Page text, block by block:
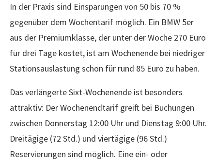
In der Praxis sind Einsparungen von 50 bis 70 %
gegenüber dem Wochentarif möglich. Ein BMW 5er
aus der Premiumklasse, der unter der Woche 270 Euro
für drei Tage kostet, ist am Wochenende bei niedriger
Stationsauslastung schon für rund 85 Euro zu haben.
Das verlängerte Sixt-Wochenende ist besonders
attraktiv: Der Wochenendtarif greift bei Buchungen
zwischen Donnerstag 12:00 Uhr und Dienstag 9:00 Uhr.
Dreitägige (72 Std.) und viertägige (96 Std.)
Reservierungen sind möglich. Eine ein- oder